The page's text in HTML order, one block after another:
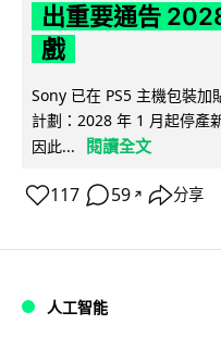
出重要通告
戲
Sony 已在 PS5 主機包裝
計劃：2028 年 1 月起停產
因此...
閱讀全文
117 59 ↗ 分享
人工智能